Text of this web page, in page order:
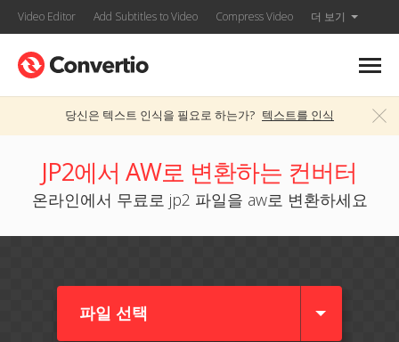
Video Editor Add Subtitles to Video Compress Video 더 보기
당신은 텍스트 인식을 필요로 하는가? 텍스트를 인식
JP2에서 AW로 변환하는 컨버터
온라인에서 무료로 jp2 파일을 aw로 변환하세요
파일 선택